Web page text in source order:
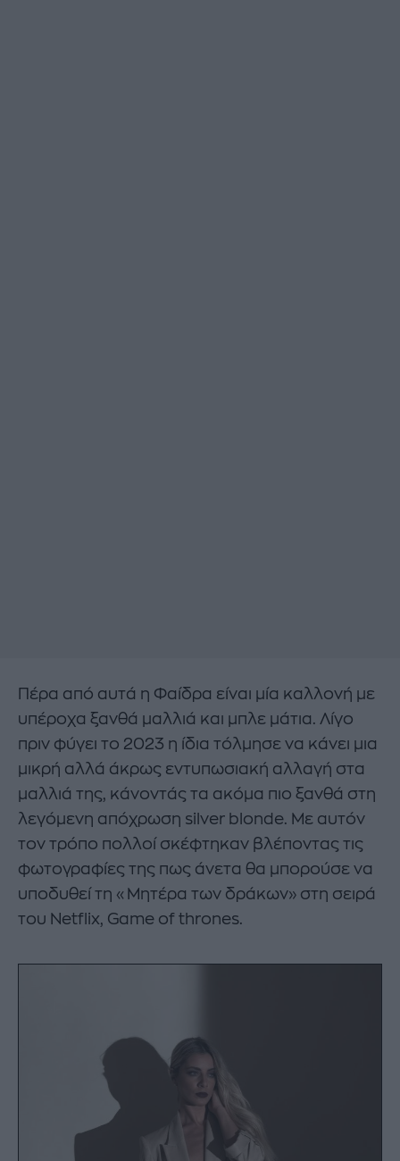
Πέρα από αυτά η Φαίδρα είναι μία καλλονή με
υπέροχα ξανθά μαλλιά και μπλε μάτια. Λίγο
πριν φύγει το 2023 η ίδια τόλμησε να κάνει μια
μικρή αλλά άκρως εντυπωσιακή αλλαγή στα
μαλλιά της, κάνοντάς τα ακόμα πιο ξανθά στη
λεγόμενη απόχρωση silver blonde. Με αυτόν
τον τρόπο πολλοί σκέφτηκαν βλέποντας τις
φωτογραφίες της πως άνετα θα μπορούσε να
υποδυθεί τη «Μητέρα των δράκων» στη σειρά
του Netflix, Game of thrones.